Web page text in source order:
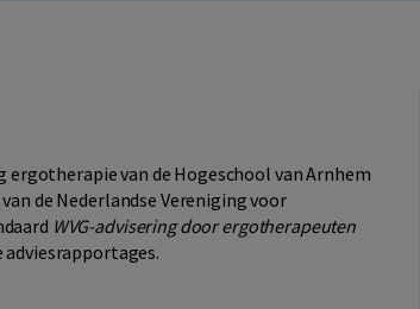
van de Hogeschool van Arnhem
de Nederlandse Vereniging voor
WVG-advisering door ergotherapeuten